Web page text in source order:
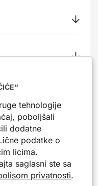
Mogu da ti
tehnologije
poboljšali
dodatne
podatke o
licima.
saglasni ste sa
privatnosti.